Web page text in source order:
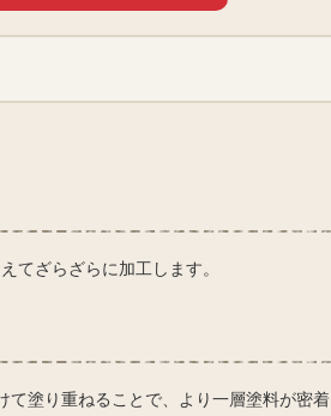
てざらざらに加工します。
塗り重ねることで、より一層塗料が密着